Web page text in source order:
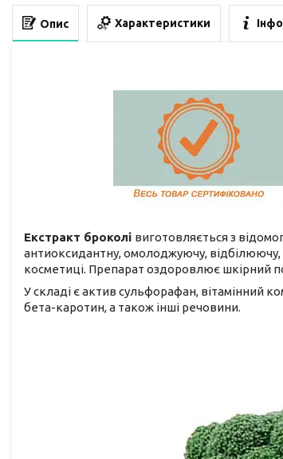
Опис Характеристики
Екстракт броколі виготовляється з
антиоксидантну, омолоджуючу, відбілюючу,
косметиці. Препарат оздоровлює шкірний
У складі є актив сульфорафан, вітамінний
бета-каротин, а також інші речовини.